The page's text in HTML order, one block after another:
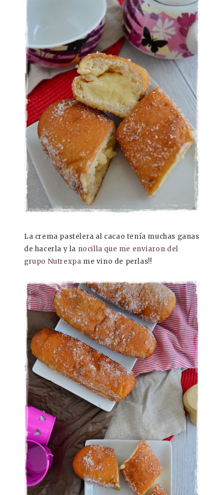
La crema pastelera al cacao tenía muchas ganas
de hacerla y la nocilla que me enviaron del
grupo Nutrexpa me vino de perlas!!